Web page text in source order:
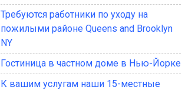
Требуются работники по уходу на
пожилыми районе Queens and Brooklyn
NY
Гостиница в частном доме в Нью-Йорке
К вашим услугам наши 15-местные